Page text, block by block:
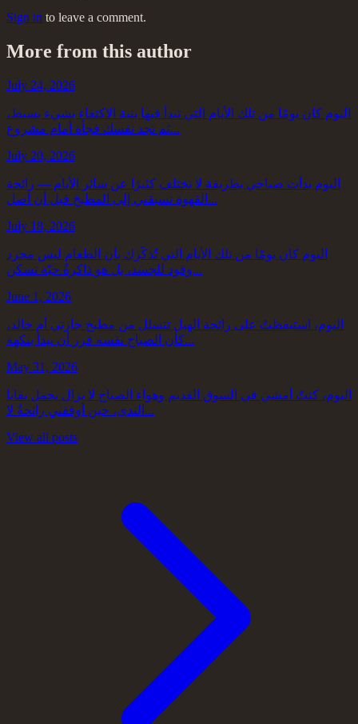
Sign in to leave a comment.
More from this author
July 24, 2026
اليوم كان يومًا من تلك الأيام التي تبدأ فيها بنية الاكتفاء بشيء بسيط،
ثم تجد نفسك فجأة أمام مشروع...
July 20, 2026
اليوم بدأت صباحي بطريقة لا تختلف كثيرًا عن سائر الأيام — رائحة
القهوة تسبقني إلى المطبخ قبل أن أصل...
July 18, 2026
اليوم كان يومًا من تلك الأيام التي تُذكّرك بأن الطعام ليس مجرد
وقود للجسد، بل هو ذاكرةٌ حيّة تسكن...
June 1, 2026
اليوم، استيقظتُ على رائحة الهيل تتسلل من مطبخ جارتي أم خالد،
كأن الصباح نفسه قرر أن يبدأ بنكهة...
May 31, 2026
اليوم، كنتُ أمشي في السوق القديم وهواء الصباح لا يزال يحمل بقايا
الندى، حين أوقفني رائحةٌ لا...
View all posts